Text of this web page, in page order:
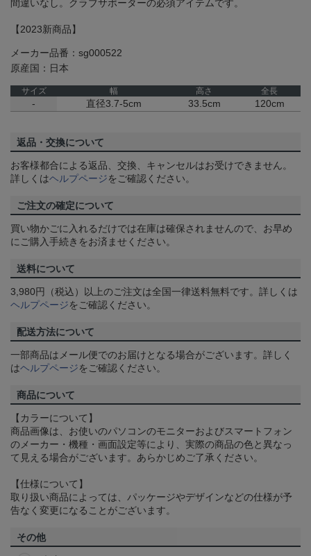
間違いなし。クラブサポーターの必須アイテムです。
【2023新商品】
メーカー品番：sg000522
原産国：日本
サイズ 幅 高さ 全長
- 直径3.7-5cm 33.5cm 120cm
返品・交換について
お客様都合による返品、交換、キャンセルはお受けできません。
詳しくはヘルプページをご確認ください。
ご注文の確定について
買い物かごに入れるだけでは在庫は確保されませんので、お早め
にご購入手続きをお済ませください。
送料について
3,980円（税込）以上のご注文は全国一律送料無料です。詳しくは
ヘルプページをご確認ください。
配送方法について
一部商品はメール便でのお届けとなる場合がございます。詳しく
はヘルプページをご確認ください。
商品について
【カラーについて】
商品画像は、お使いのパソコンのモニターおよびスマートフォン
のメーカー・機種・画面設定等により、実際の商品の色と異なっ
て見える場合がございます。あらかじめご了承ください。
【仕様について】
取り扱い商品によっては、パッケージやデザインなどの仕様が予
告なく変更になることがございます。
その他